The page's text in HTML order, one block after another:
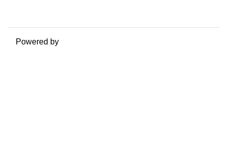
Powered by